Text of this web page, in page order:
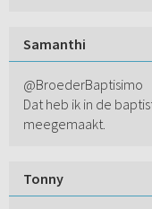
Samanthi
@BroederBaptisimo
Dat heb ik in de
meegemaakt.
Tonny